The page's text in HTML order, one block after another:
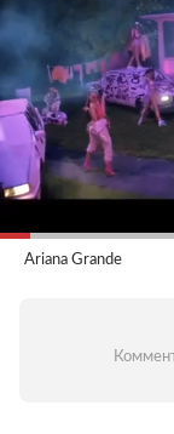
Ariana Grande